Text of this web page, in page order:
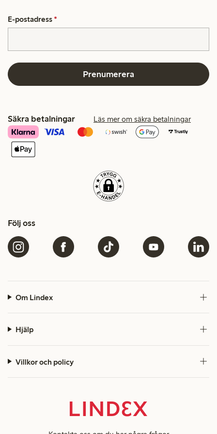
E-postadress *
Prenumerera
Säkra betalningar Läs mer om säkra betalningar
Följ oss
Om Lindex
Hjälp
Villkor och policy